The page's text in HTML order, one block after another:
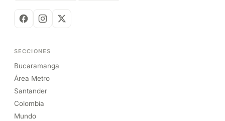
SECCIONES
Bucaramanga
Área Metro
Santander
Colombia
Mundo